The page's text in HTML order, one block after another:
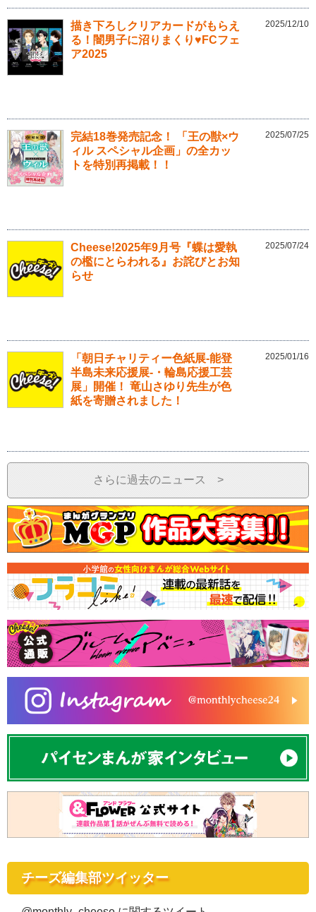
描き下ろしクリアカードがもらえ
る！闇男子に沼りまくり♥FCフェ
ア2025
2025/12/10
完結18巻発売記念！ 「王の獣×ウ
ィル スペシャル企画」の全カッ
トを特別再掲載！！
2025/07/25
Cheese!2025年9月号『蝶は愛執
の檻にとらわれる』お詫びとお知
らせ
2025/07/24
「朝日チャリティー色紙展-能登
半島未来応援展-・輪島応援工芸
展」開催！ 竜山さゆり先生が色
紙を寄贈されました！
2025/01/16
さらに過去のニュース >
チーズ編集部ツイッター